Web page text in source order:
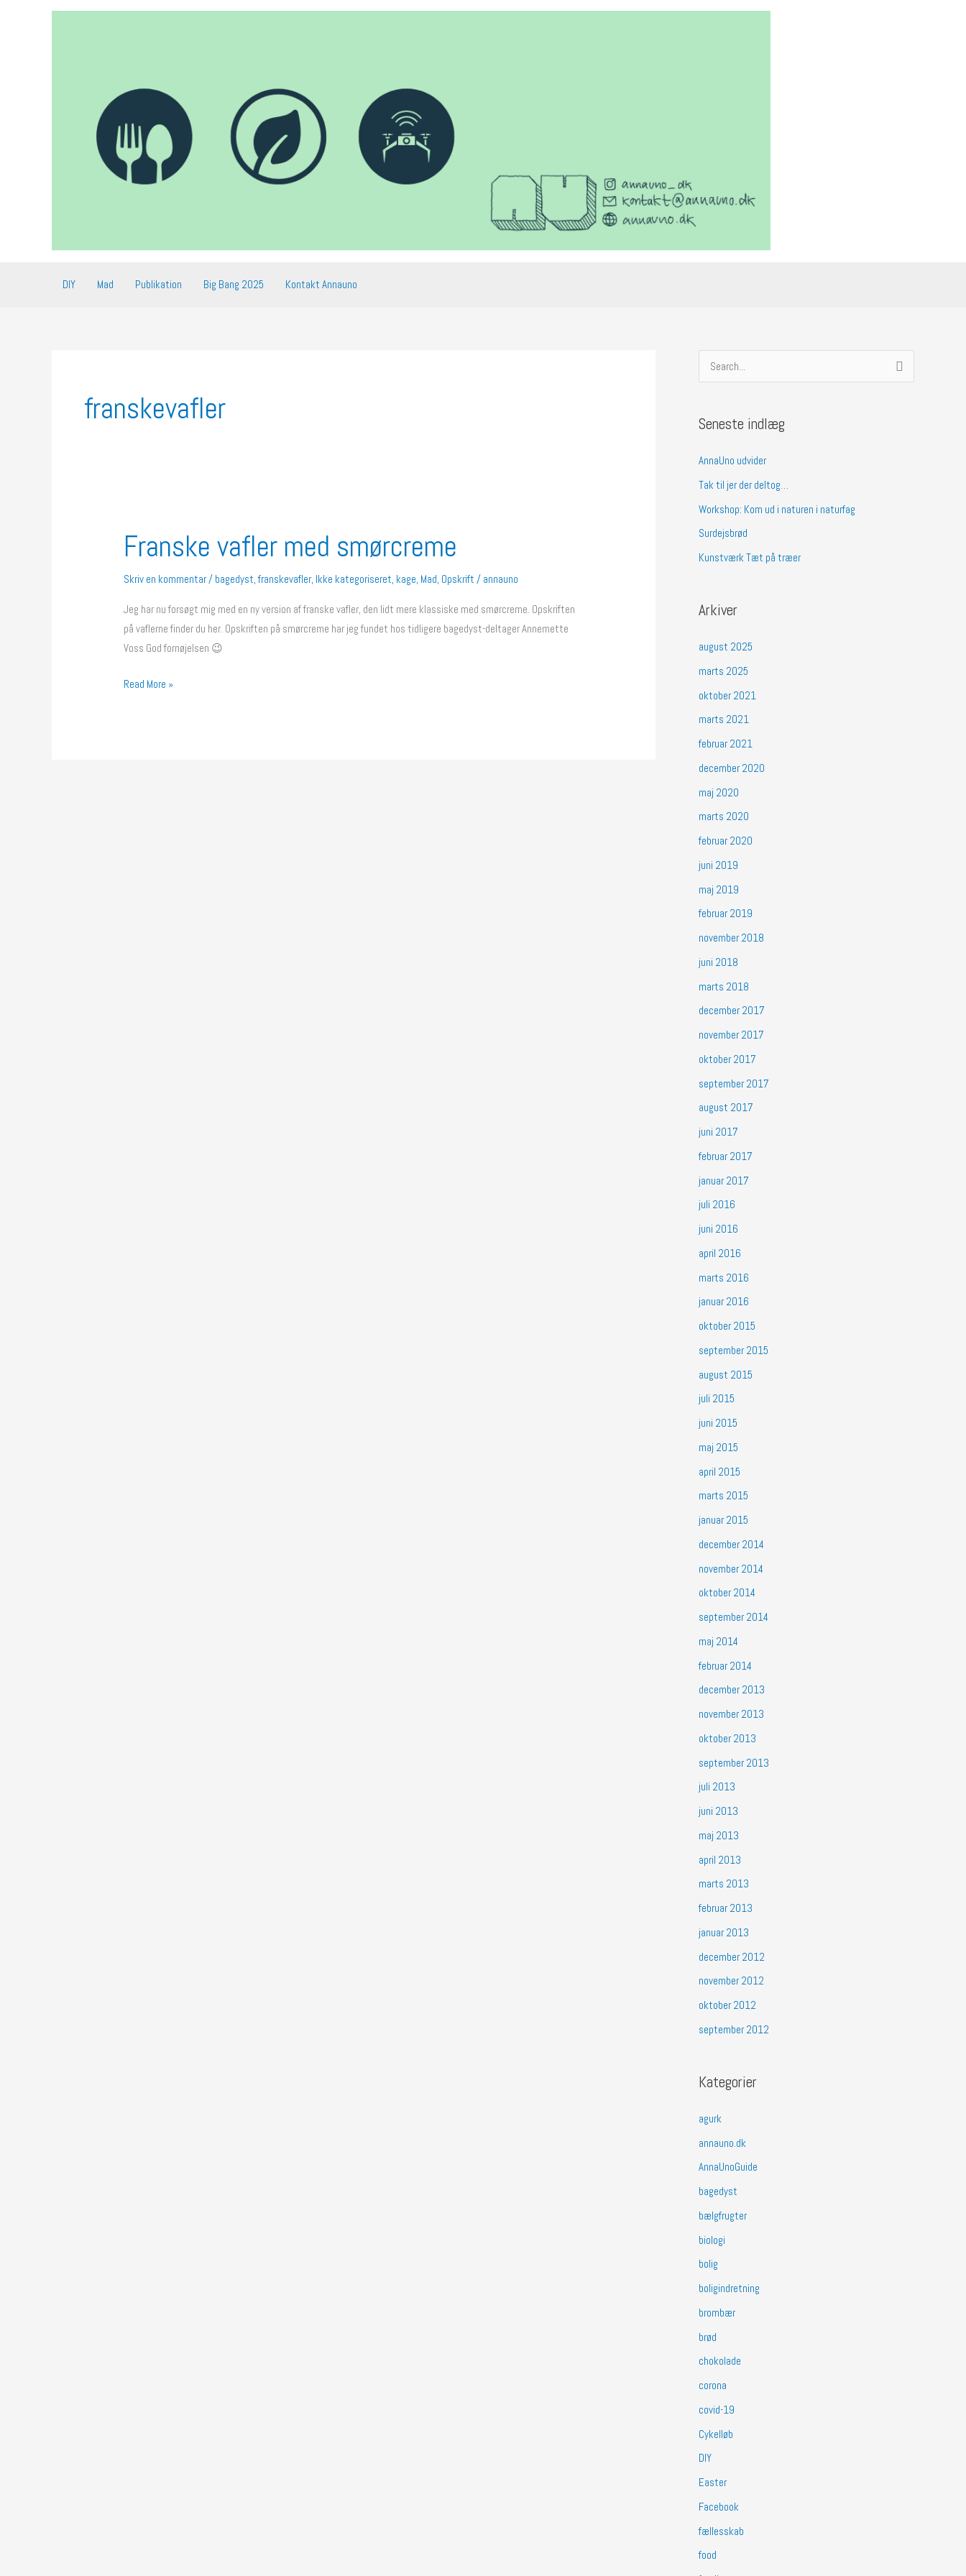
DIY Mad Publikation Big Bang 2025 Kontakt Annauno
franskevafler
Franske vafler med smørcreme
Skriv en kommentar/ bagedyst,franskevafler, Ikke kategoriseret, kage, Mad, Opskrift / annauno
Jeg har nu forsøgt mig med en ny version af franske vafler, den lidt mere klassiske med smørcreme. Opskriften
på vaflerne finder du her. Opskriften på smørcreme har jeg fundet hos tidligere bagedyst-deltager Annemette
Voss God fornøjelsen 😉
Franske
vafler
med
Read More »
e
f
Seneste indlæg
AnnaUno udvider
Tak til jer der deltog…
Workshop: Kom ud i naturen i naturfag
Surdejsbrød
Kunstværk Tæt på træer
Arkiver
august 2025
marts 2025
oktober 2021
marts 2021
februar 2021
december 2020
maj 2020
marts 2020
februar 2020
juni 2019
maj 2019
februar 2019
november 2018
juni 2018
marts 2018
december 2017
november 2017
oktober 2017
september 2017
august 2017
juni 2017
februar 2017
januar 2017
juli 2016
juni 2016
april 2016
marts 2016
januar 2016
oktober 2015
september 2015
august 2015
juli 2015
juni 2015
maj 2015
april 2015
marts 2015
januar 2015
december 2014
november 2014
oktober 2014
september 2014
maj 2014
februar 2014
december 2013
november 2013
oktober 2013
september 2013
juli 2013
juni 2013
maj 2013
april 2013
marts 2013
februar 2013
januar 2013
december 2012
november 2012
oktober 2012
september 2012
Kategorier
agurk
annauno.dk
AnnaUnoGuide
bagedyst
bælgfrugter
biologi
bolig
boligindretning
brombær
brød
chokolade
corona
covid-19
Cykelløb
DIY
Easter
Facebook
fællesskab
food